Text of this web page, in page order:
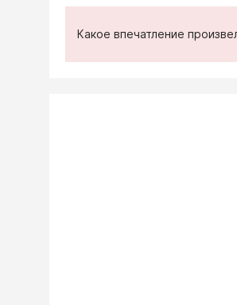
Какое впечатление